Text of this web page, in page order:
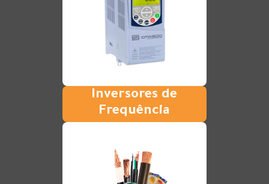
Inversores de
Frequência